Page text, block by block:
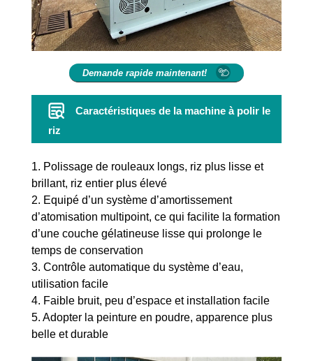
Demande rapide maintenant!
Caractéristiques de la machine à polir le
riz
1. Polissage de rouleaux longs, riz plus lisse et
brillant, riz entier plus élevé
2. Equipé d’un système d’amortissement
d’atomisation multipoint, ce qui facilite la formation
d’une couche gélatineuse lisse qui prolonge le
temps de conservation
3. Contrôle automatique du système d’eau,
utilisation facile
4. Faible bruit, peu d’espace et installation facile
5. Adopter la peinture en poudre, apparence plus
belle et durable